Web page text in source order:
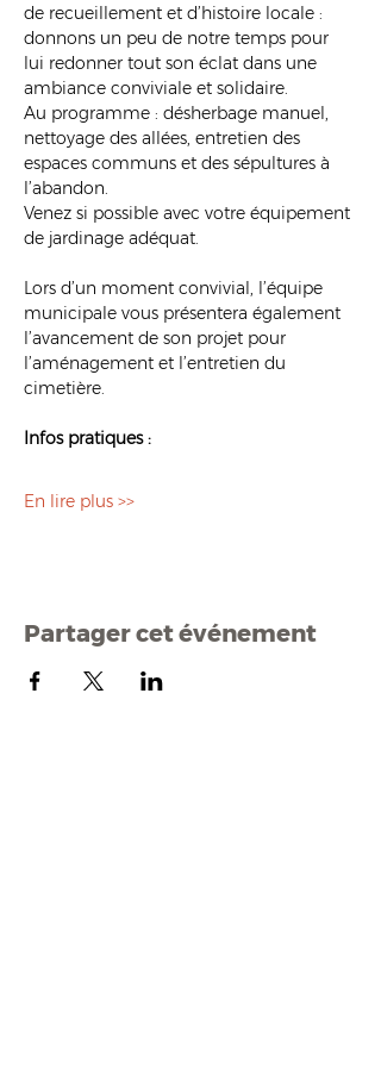
de recueillement et d’histoire locale :
donnons un peu de notre temps pour
lui redonner tout son éclat dans une
ambiance conviviale et solidaire.
Au programme : désherbage manuel,
nettoyage des allées, entretien des
espaces communs et des sépultures à
l’abandon.
Venez si possible avec votre équipement
de jardinage adéquat.
Lors d’un moment convivial, l’équipe
municipale vous présentera également
l’avancement de son projet pour
l’aménagement et l’entretien du
cimetière.
Infos pratiques :
En lire plus >>
Partager cet événement